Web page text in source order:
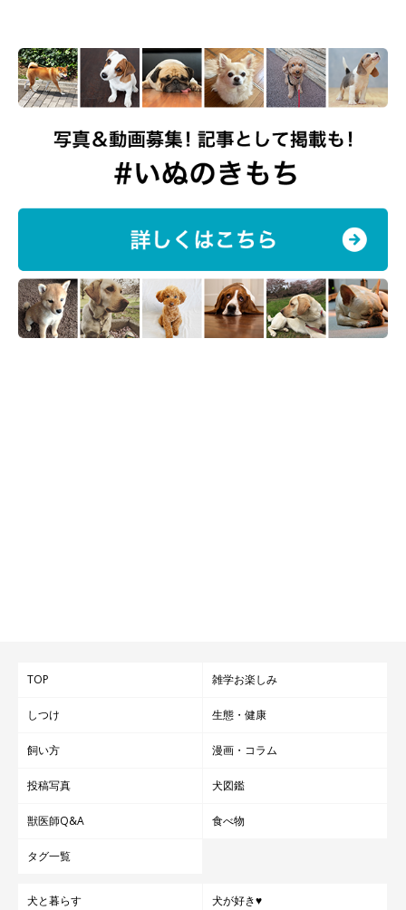
TOP 雑学お楽しみ
しつけ 生態・健康
飼い方 漫画・コラム
投稿写真 犬図鑑
獣医師Q&A 食べ物
タグ一覧
犬と暮らす 犬が好き♥